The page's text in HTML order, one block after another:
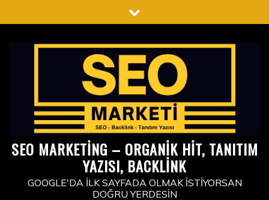
to
SEO MARKETING – ORGANIK HIT, TANITIM
YAZISI, BACKLINK
GOOGLE'DA İLK SAYFADA OLMAK İSTIYORSAN
DOĞRU YERDESIN